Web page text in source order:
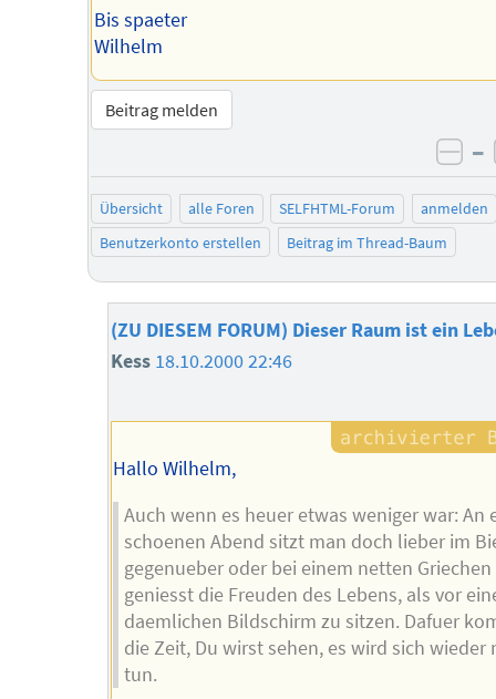
Bis spaeter
Wilhelm
Beitrag melden
–
Übersicht alle Foren SELFHTML-Forum
anmelden
Benutzerkonto erstellen
Beitrag im Thread-Baum
(ZU DIESEM FORUM) Dieser Raum ist ein
Kess 18.10.2000 22:46
Hallo Wilhelm,
Auch wenn es heuer etwas weniger war: An
schoenen Abend sitzt man doch lieber im
gegenueber oder bei einem netten
geniesst die Freuden des Lebens, als vor
daemlichen Bildschirm zu sitzen. Dafuer
die Zeit, Du wirst sehen, es wird sich wieder
tun.